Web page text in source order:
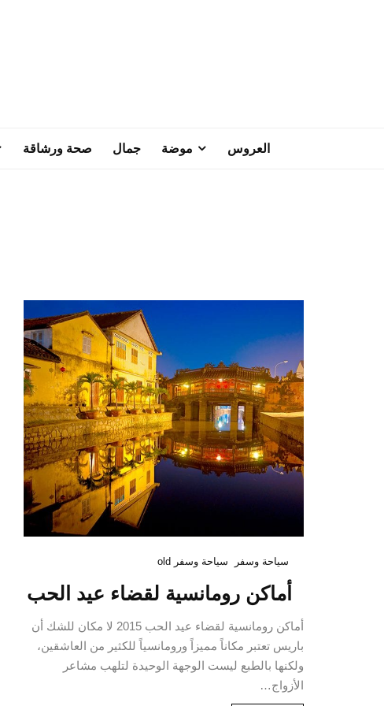
العروس موضة جمال صحة ورشاقة
سياحة وسفر سياحة وسفر old
أماكن رومانسية لقضاء عيد الحب
أماكن رومانسية لقضاء عيد الحب 2015 لا مكان للشك أن
باريس تعتبر مكاناً مميزاً ورومانسياً للكثير من العاشقين،
ولكنها بالطبع ليست الوجهة الوحيدة لتلهب مشاعر
الأزواج…